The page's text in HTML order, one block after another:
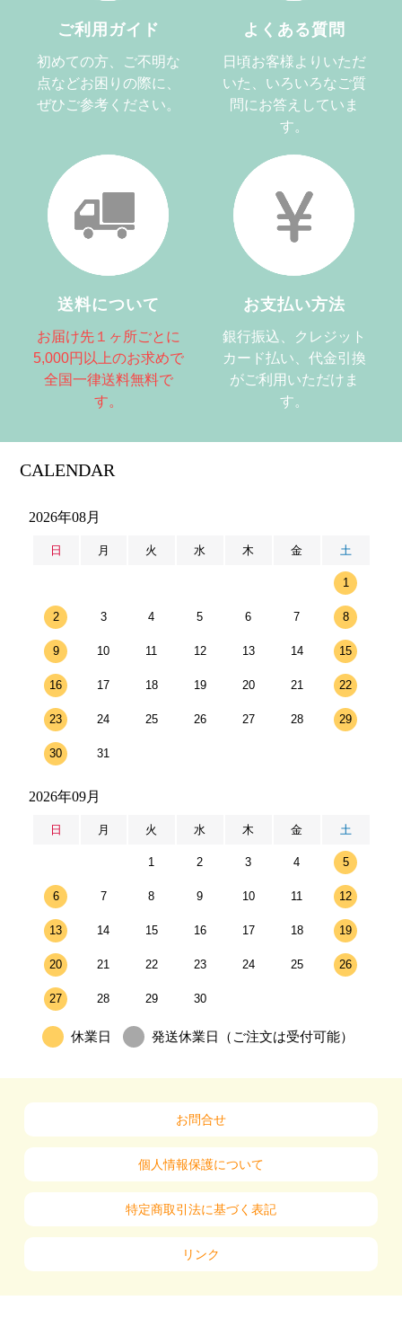
ご利用ガイド
初めての方、ご不明な
点などお困りの際に、
ぜひご参考ください。
よくある質問
日頃お客様よりいただ
いた、いろいろなご質
問にお答えしていま
す。
送料について
お届け先１ヶ所ごとに
5,000円以上のお求めで
全国一律送料無料で
す。
お支払い方法
銀行振込、クレジット
カード払い、代金引換
がご利用いただけま
す。
CALENDAR
2026年08月
日 月 火 水 木 金 土
1
2 3 4 5 6 7 8
9 10 11 12 13 14 15
16 17 18 19 20 21 22
23 24 25 26 27 28 29
30 31
2026年09月
日 月 火 水 木 金 土
1 2 3 4 5
6 7 8 9 10 11 12
13 14 15 16 17 18 19
20 21 22 23 24 25 26
27 28 29 30
休業日 発送休業日（ご注文は受付可能）
お問合せ
個人情報保護について
特定商取引法に基づく表記
リンク